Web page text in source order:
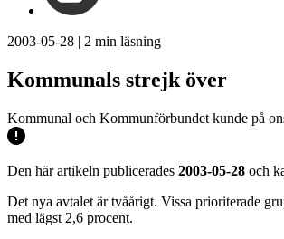
2003-05-28 | 2 min läsning
Kommunals strejk över
Kommunal och Kommunförbundet kunde på
Den här artikeln publicerades 2003-05-28 och
Det nya avtalet är tvåårigt. Vissa prioriterade
med lägst 2,6 procent.